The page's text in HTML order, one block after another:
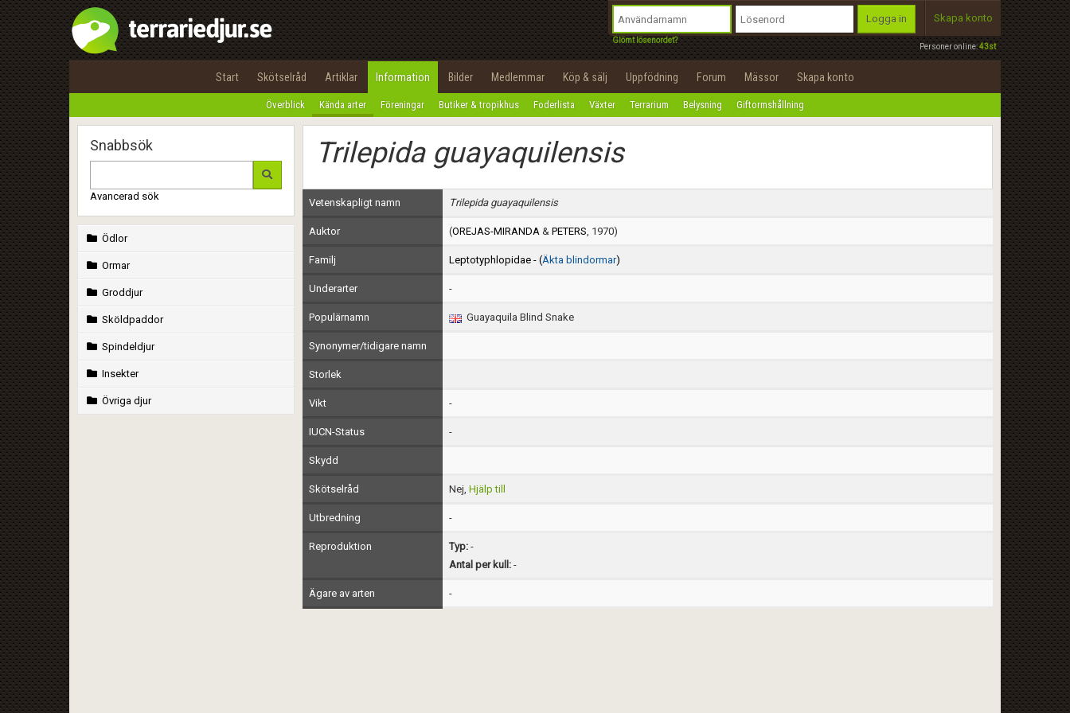
Personer online:43st
Logga in
Glömt lösenordet?
Skapa konto
Start Skötselråd Artiklar Information Bilder Medlemmar Köp & sälj Uppfödning Forum Mässor Skapa konto
Överblick Kända arter Föreningar Butiker & tropikhus Foderlista Växter Terrarium Belysning Giftormshållning
Snabbsök
Avancerad sök
Ödlor
Ormar
Groddjur
Sköldpaddor
Spindeldjur
Insekter
Övriga djur
Trilepida guayaquilensis
Vetenskapligt namn Trilepida guayaquilensis
Auktor (OREJAS-MIRANDA& PETERS, 1970)
Familj Leptotyphlopidae - (Äkta blindormar)
Underarter -
Populärnamn Guayaquila Blind Snake
Synonymer/tidigare namn
Storlek
Vikt -
IUCN-Status -
Skydd
Skötselråd Nej, Hjälp till
Utbredning -
Reproduktion Typ:-
Antal per kull:-
Ägare av arten -
Utför
100%
OK
integritetspolicy
Namn:
Epost:
Användarnamn:
Lösenord:
Privacy Policy
Terms of Service
Begär nytt lösenord
Tillbaka till förstasidan